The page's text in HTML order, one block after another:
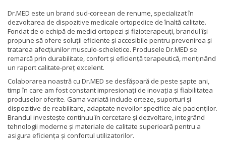
Dr.MED este un brand sud-coreean de renume, specializat în
dezvoltarea de dispozitive medicale ortopedice de înaltă calitate.
Fondat de o echipă de medici ortopezi și fizioterapeuți, brandul își
propune să ofere soluții eficiente și accesibile pentru prevenirea și
tratarea afecțiunilor musculo-scheletice. Produsele Dr.MED se
remarcă prin durabilitate, confort și eficiență terapeutică, menținând
un raport calitate-preț excelent.
Colaborarea noastră cu Dr.MED se desfășoară de peste șapte ani,
timp în care am fost constant impresionați de inovația și fiabilitatea
produselor oferite. Gama variată include orteze, suporturi și
dispozitive de reabilitare, adaptate nevoilor specifice ale pacienților.
Brandul investește continuu în cercetare și dezvoltare, integrând
tehnologii moderne și materiale de calitate superioară pentru a
asigura eficiența și confortul utilizatorilor.